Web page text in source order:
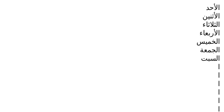
الأحد
الأثنين
الثلاثاء
الأربعاء
الخميس
الجمعة
السبت